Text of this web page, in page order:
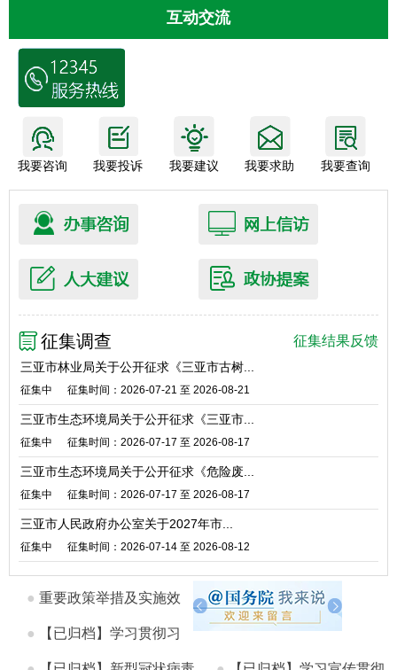
互动交流
我要咨询 我要投诉 我要建议 我要求助 我要查询
征集结果反馈
征集调查
三亚市林业局关于公开征求《三亚市古树...
征集中 征集时间：2026-07-21 至 2026-08-21
三亚市生态环境局关于公开征求《三亚市...
征集中 征集时间：2026-07-17 至 2026-08-17
三亚市生态环境局关于公开征求《危险废...
征集中 征集时间：2026-07-17 至 2026-08-17
三亚市人民政府办公室关于2027年市...
征集中 征集时间：2026-07-14 至 2026-08-12
● 重要政策举措及实施效
果
● 【已归档】学习贯彻习